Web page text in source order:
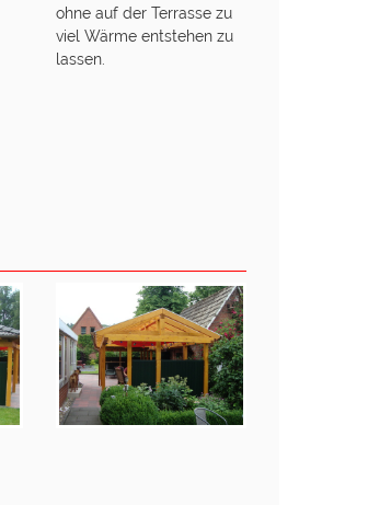
ohne auf der Terrasse zu
viel Wärme entstehen zu
lassen.